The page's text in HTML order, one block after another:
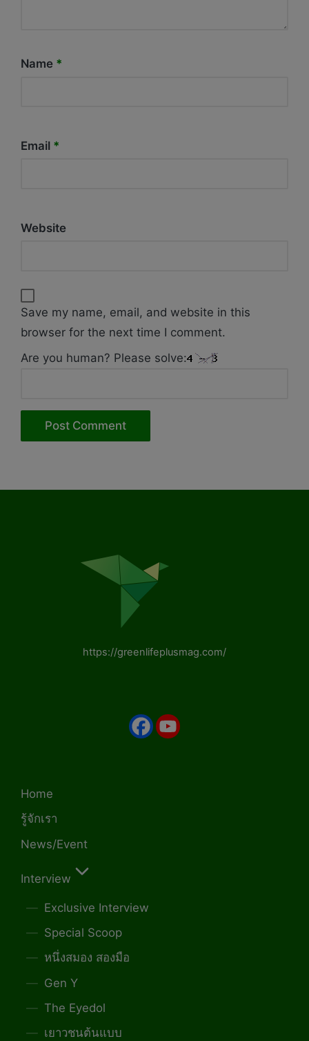
Name *
Email *
Website
Save my name, email, and website in this
browser for the next time I comment.
Are you human? Please solve:
https://greenlifeplusmag.com/
Home
รู้จักเรา
News/Event
Interview
Exclusive Interview
Special Scoop
หนึ่งสมอง สองมือ
Gen Y
The Eyedol
เยาวชนต้นแบบ